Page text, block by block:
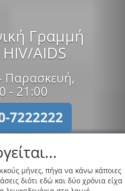
Γραμμή
AIDS
Παρασκευή,
- 21:00
7222222
μήνες, πήγα να κάνω κάποιες
διότι εδώ και δύο χρόνια είχα